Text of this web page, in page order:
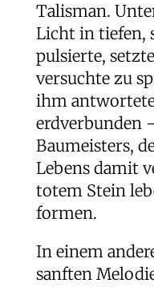
Talisman.
Licht in tiefen,
pulsierte,
versuchte zu
ihm
erdverbunden
Baumeisters,
Lebens damit
totem Stein
formen.
In einem
sanften